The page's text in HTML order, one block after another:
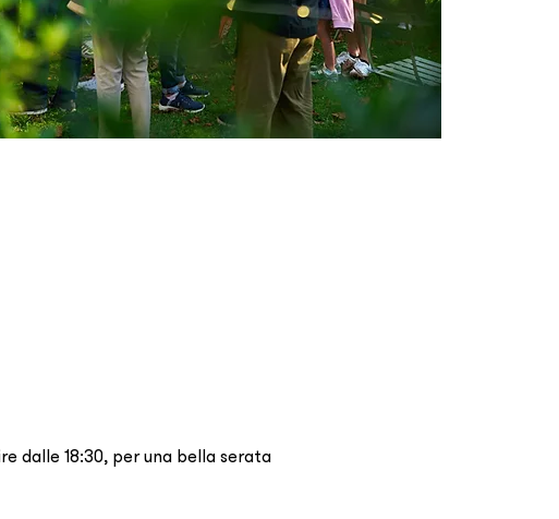
dalle 18:30, per una bella serata